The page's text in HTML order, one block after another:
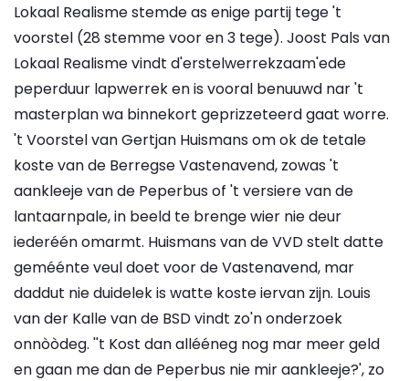
Lokaal Realisme stemde as enige partij tege 't
voorstel (28 stemme voor en 3 tege). Joost Pals van
Lokaal Realisme vindt d'erstelwerrekzaam'ede
peperduur lapwerrek en is vooral benuuwd nar 't
masterplan wa binnekort geprizzeteerd gaat worre.
't Voorstel van Gertjan Huismans om ok de tetale
koste van de Berregse Vastenavend, zowas 't
aankleeje van de Peperbus of 't versiere van de
lantaarnpale, in beeld te brenge wier nie deur
iederéén omarmt. Huismans van de VVD stelt datte
geméénte veul doet voor de Vastenavend, mar
daddut nie duidelek is watte koste iervan zijn. Louis
van der Kalle van de BSD vindt zo'n onderzoek
onnòòdeg. ''t Kost dan allééneg nog mar meer geld
en gaan me dan de Peperbus nie mir aankleeje?', zo